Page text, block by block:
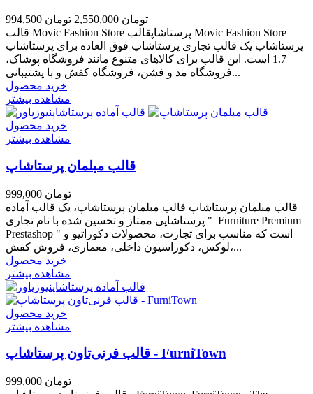
994,500 تومان 2,550,000 تومان
قالب Movic Fashion Store پرستاشاپقالب Movic Fashion Store
پرستاشاپ یک قالب تجاری پرستاشاپ فوق العاده برای پرستاشاپ
1.7 است. این قالب برای کالاهای متنوع مانند فروشگاه پوشاک،
فروشگاه مد و فشن، فروشگاه کفش و با پشتیبانی...
خرید محصول
مشاهده بیشتر
خرید محصول
مشاهده بیشتر
قالب مبلمان پرستاشاپ
999,000 تومان
قالب مبلمان پرستاشاپ قالب مبلمان پرستاشاپ، یک قالب آماده
پرستاشاپی ممتاز و تحسین شده با نام تجاری " Furniture Premium
Prestashop " است که مناسب برای تجارت، محصولات دکوراتیو و
لوکس، دکوراسیون داخلی، معماری، فروش کفش،...
خرید محصول
مشاهده بیشتر
خرید محصول
مشاهده بیشتر
قالب فرنی‌تاون پرستاشاپ - FurniTown
999,000 تومان